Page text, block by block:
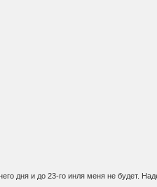
дня и до 23-го инля меня не будет.